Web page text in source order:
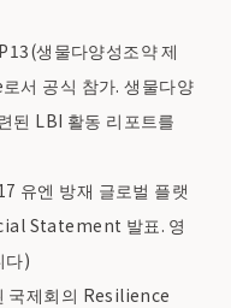
생물다양성조약 제
서 공식 참가. 생물다양
된 LBI 활동 리포트를
유엔 방재 글로벌 플랫
Statement 발표. 영
다)
국제회의 Resilience